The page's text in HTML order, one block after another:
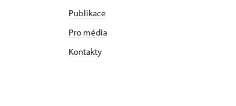
Publikace
Pro média
Kontakty